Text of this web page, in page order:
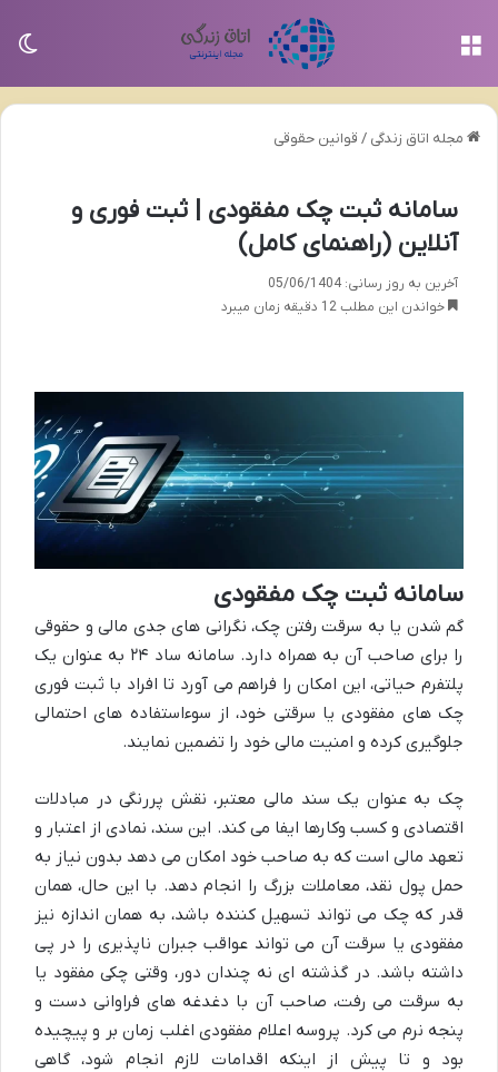
مجله اتاق زندگی / قوانین حقوقی
سامانه ثبت چک مفقودی | ثبت فوری و
آنلاین (راهنمای کامل)
آخرین به روز رسانی: 05/06/1404
خواندن این مطلب 12 دقیقه زمان میبرد
سامانه ثبت چک مفقودی
گم شدن یا به سرقت رفتن چک، نگرانی های جدی مالی و حقوقی
را برای صاحب آن به همراه دارد. سامانه ساد ۲۴ به عنوان یک
پلتفرم حیاتی، این امکان را فراهم می آورد تا افراد با ثبت فوری
چک های مفقودی یا سرقتی خود، از سوءاستفاده های احتمالی
جلوگیری کرده و امنیت مالی خود را تضمین نمایند.
چک به عنوان یک سند مالی معتبر، نقش پررنگی در مبادلات
اقتصادی و کسب وکارها ایفا می کند. این سند، نمادی از اعتبار و
تعهد مالی است که به صاحب خود امکان می دهد بدون نیاز به
حمل پول نقد، معاملات بزرگ را انجام دهد. با این حال، همان
قدر که چک می تواند تسهیل کننده باشد، به همان اندازه نیز
مفقودی یا سرقت آن می تواند عواقب جبران ناپذیری را در پی
داشته باشد. در گذشته ای نه چندان دور، وقتی چکی مفقود یا
به سرقت می رفت، صاحب آن با دغدغه های فراوانی دست و
پنجه نرم می کرد. پروسه اعلام مفقودی اغلب زمان بر و پیچیده
بود و تا پیش از اینکه اقدامات لازم انجام شود، گاهی